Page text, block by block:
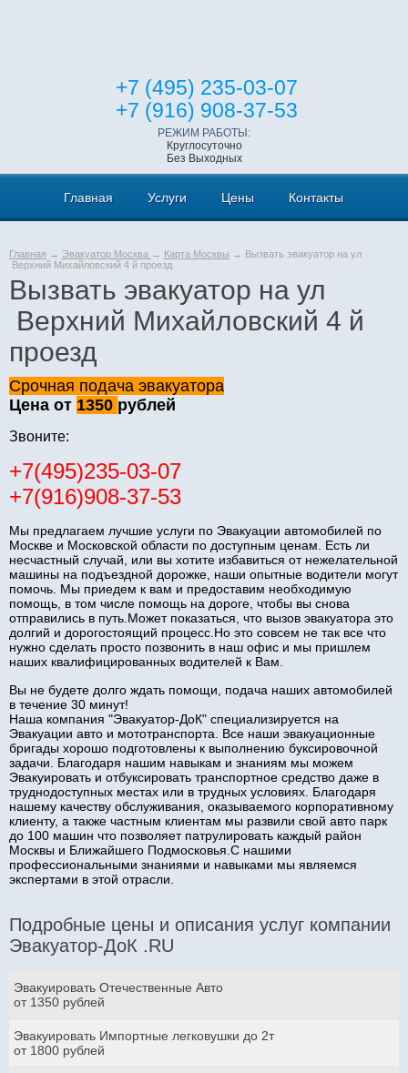
+7 (495) 235-03-07
+7 (916) 908-37-53
РЕЖИМ РАБОТЫ:
Круглосуточно
Без Выходных
Главная Услуги Цены Контакты
Главная → Эвакуатор Москва → Карта Москвы → Вызвать эвакуатор на ул
Верхний Михайловский 4 й проезд
Вызвать эвакуатор на ул
Верхний Михайловский 4 й
проезд
Срочная подача эвакуатора
Цена от 1350 рублей
Звоните:
+7(495)235-03-07
+7(916)908-37-53
Мы предлагаем лучшие услуги по Эвакуации автомобилей по
Москве и Московской области по доступным ценам. Есть ли
несчастный случай, или вы хотите избавиться от нежелательной
машины на подъездной дорожке, наши опытные водители могут
помочь. Мы приедем к вам и предоставим необходимую
помощь, в том числе помощь на дороге, чтобы вы снова
отправились в путь.Может показаться, что вызов эвакуатора это
долгий и дорогостоящий процесс.Но это совсем не так все что
нужно сделать просто позвонить в наш офис и мы пришлем
наших квалифицированных водителей к Вам.
Вы не будете долго ждать помощи, подача наших автомобилей
в течение 30 минут!
Наша компания "Эвакуатор-ДоК" специализируется на
Эвакуации авто и мототранспорта. Все наши эвакуационные
бригады хорошо подготовлены к выполнению буксировочной
задачи. Благодаря нашим навыкам и знаниям мы можем
Эвакуировать и отбуксировать транспортное средство даже в
труднодоступных местах или в трудных условиях. Благодаря
нашему качеству обслуживания, оказываемого корпоративному
клиенту, а также частным клиентам мы развили свой авто парк
до 100 машин что позволяет патрулировать каждый район
Москвы и Ближайшего Подмосковья.С нашими
профессиональными знаниями и навыками мы являемся
экспертами в этой отрасли.
Подробные цены и описания услуг компании
Эвакуатор-ДоК .RU
Эвакуировать Отечественные Авто
от 1350 рублей
Эвакуировать Импортные легковушки до 2т
от 1800 рублей